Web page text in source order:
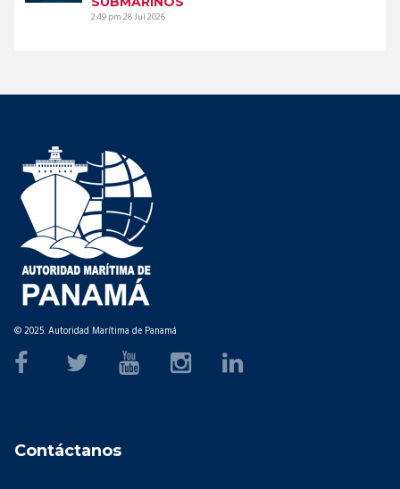
2:49 pm28 Jul 2026
© 2025. Autoridad Marítima de Panamá
Contáctanos